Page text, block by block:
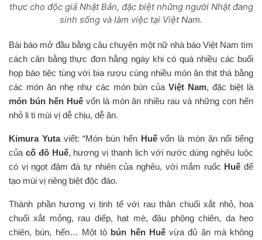
thực cho độc giả Nhật Bản, đặc biệt những người Nhật đang
sinh sống và làm việc tại Việt Nam.
Bài báo mở đầu bằng câu chuyện một nữ nhà báo Việt Nam tìm
cách cân bằng thực đơn hằng ngày khi có quá nhiều các buổi
họp báo tiệc tùng với bia rượu cùng nhiều món ăn thịt thà bằng
các món ăn nhẹ như các món bún củaViệt Nam, đặc biệt là
món bún hến Huếvốn là món ăn nhiều rau và những con hến
nhỏ li ti mùi vị dễ chịu, dễ ăn.
Kimura Yutaviết: “Món bún hến Huếvốn là món ăn nổi tiếng
của cố đô Huế, hương vị thanh lịch với nước dùng nghêu luộc
có vị ngọt đậm đà tự nhiên của nghêu, với mắm ruốc Huế để
tạo mùi vị riêng biệt độc đáo.
Thành phần hương vị tinh tế với rau thân chuối xắt nhỏ, hoa
chuối xắt mỏng, rau diếp, hạt mè, đậu phộng chiên, da heo
chiên, bún, hến… Một tô bún hến Huếvừa đủ ăn mà không